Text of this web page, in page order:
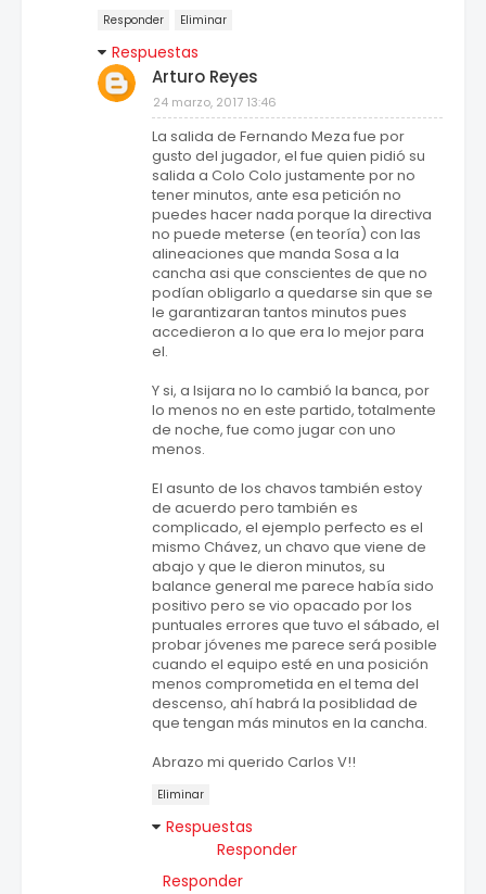
Responder Eliminar
Respuestas
Arturo Reyes
24 marzo, 2017 13:46
La salida de Fernando Meza fue por
gusto del jugador, el fue quien pidió su
salida a Colo Colo justamente por no
tener minutos, ante esa petición no
puedes hacer nada porque la directiva
no puede meterse (en teoría) con las
alineaciones que manda Sosa a la
cancha asi que conscientes de que no
podían obligarlo a quedarse sin que se
le garantizaran tantos minutos pues
accedieron a lo que era lo mejor para
el.
Y si, a Isijara no lo cambió la banca, por
lo menos no en este partido, totalmente
de noche, fue como jugar con uno
menos.
El asunto de los chavos también estoy
de acuerdo pero también es
complicado, el ejemplo perfecto es el
mismo Chávez, un chavo que viene de
abajo y que le dieron minutos, su
balance general me parece había sido
positivo pero se vio opacado por los
puntuales errores que tuvo el sábado, el
probar jóvenes me parece será posible
cuando el equipo esté en una posición
menos comprometida en el tema del
descenso, ahí habrá la posiblidad de
que tengan más minutos en la cancha.
Abrazo mi querido Carlos V!!
Eliminar
Respuestas
Responder
Responder